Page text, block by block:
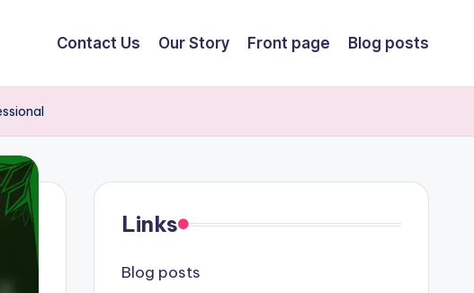
Contact Us Our Story Front page Blog posts
Links
Blog posts